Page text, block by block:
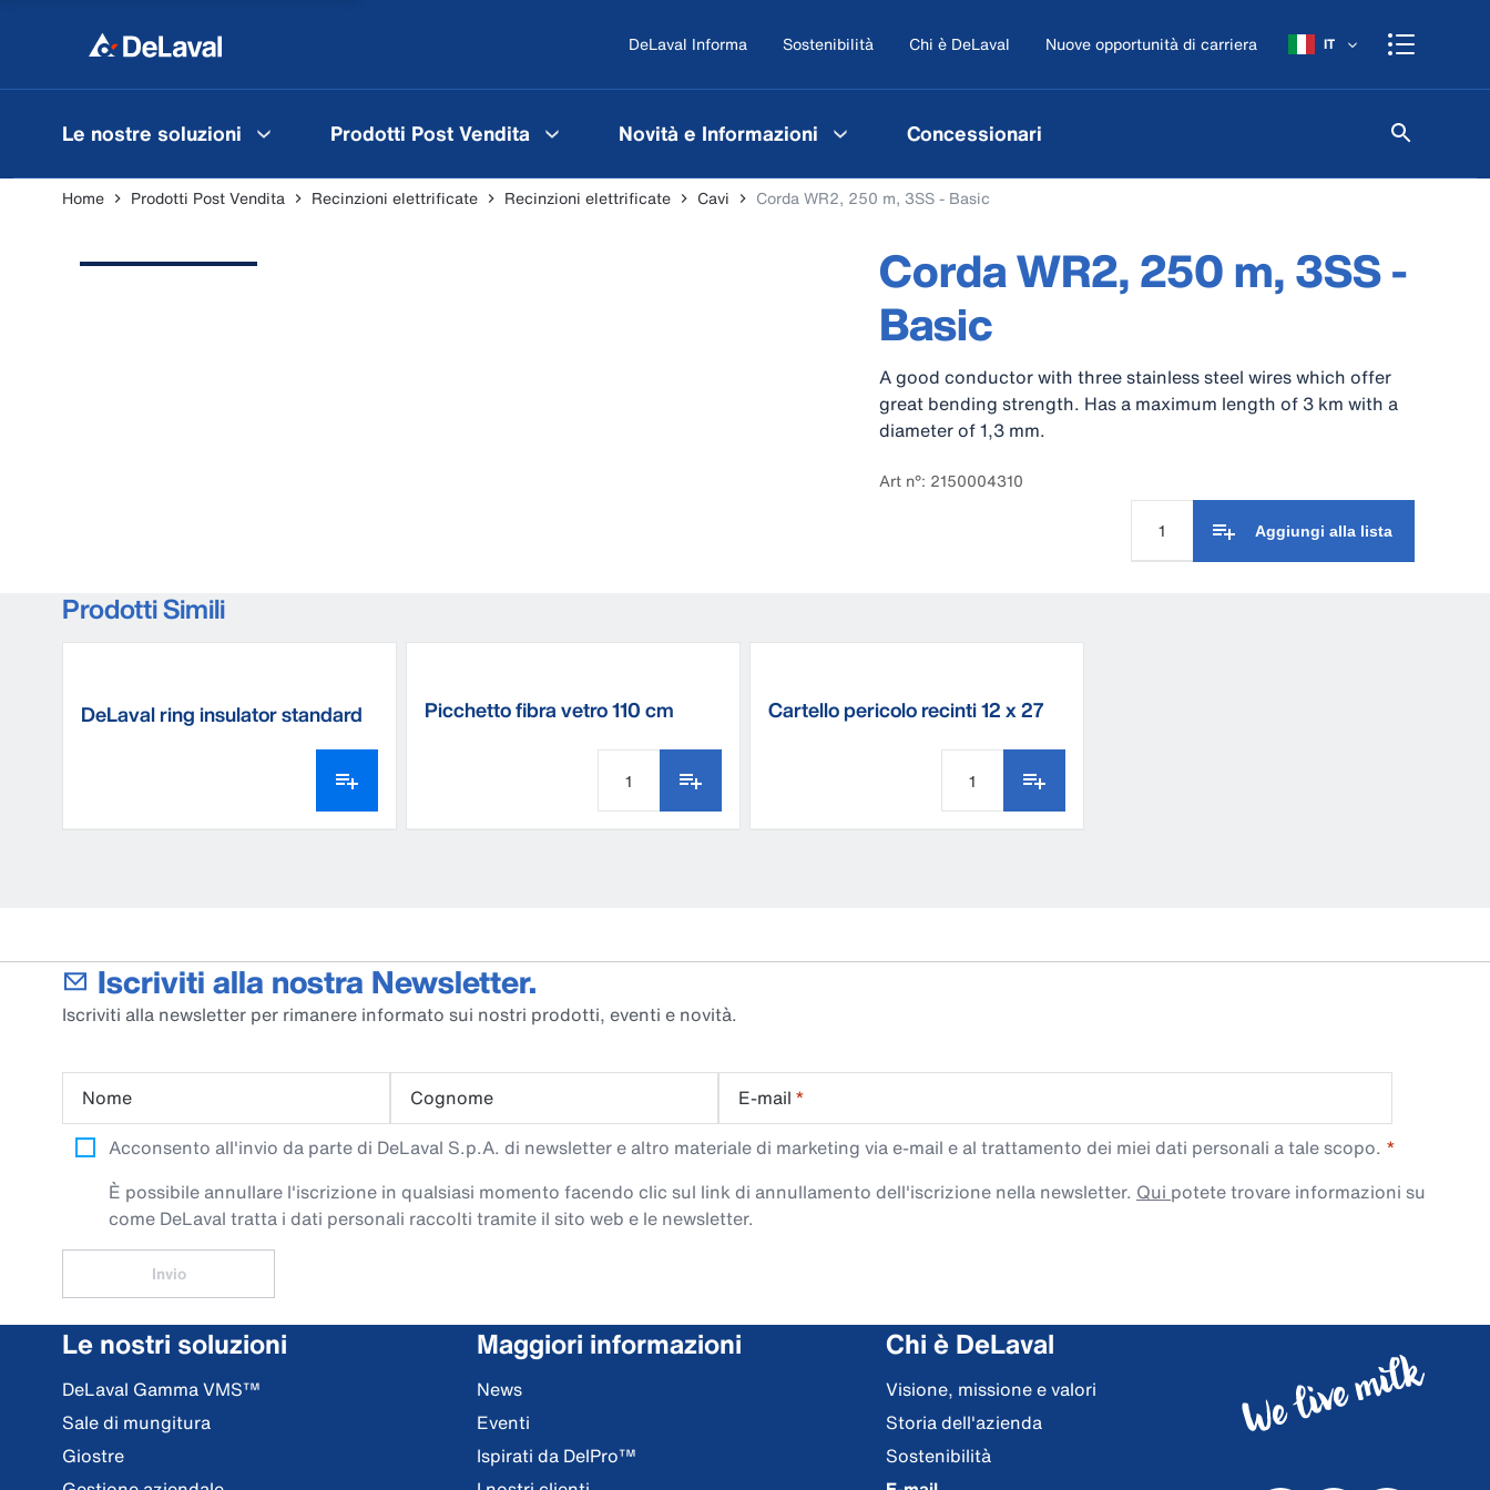
DeLaval Informa Sostenibilità Chi è DeLaval Nuove opportunità di carriera IT
Le nostre soluzioni Prodotti Post Vendita Novità e Informazioni Concessionari
Home Prodotti Post Vendita Recinzioni elettrificate Recinzioni elettrificate Cavi Corda WR2, 250 m, 3SS - Basic
Corda WR2, 250 m, 3SS -
Basic
A good conductor with three stainless steel wires which offer
great bending strength. Has a maximum length of 3 km with a
diameter of 1,3 mm.
Art n°: 2150004310
Aggiungi alla lista
Prodotti Simili
DeLaval ring insulator standard Picchetto fibra vetro 110 cm
Cartello pericolo recinti 12 x 27
Iscriviti alla nostra Newsletter.
Iscriviti alla newsletter per rimanere informato sui nostri prodotti, eventi e novità.
Nome Cognome E-mail *
Acconsento all'invio da parte di DeLaval S.p.A. di newsletter e altro materiale di marketing via e-mail e al trattamento dei miei dati personali a tale scopo.
È possibile annullare l'iscrizione in qualsiasi momento facendo clic sul link di annullamento dell'iscrizione nella newsletter. Qui potete trovare informazioni su
come DeLaval tratta i dati personali raccolti tramite il sito web e le newsletter.
Invio
Le nostri soluzioni
DeLaval Gamma VMS™
Sale di mungitura
Giostre
Maggiori informazioni
News
Eventi
Ispirati da DelPro™
Chi è DeLaval
Visione, missione e valori
Storia dell'azienda
Sostenibilità